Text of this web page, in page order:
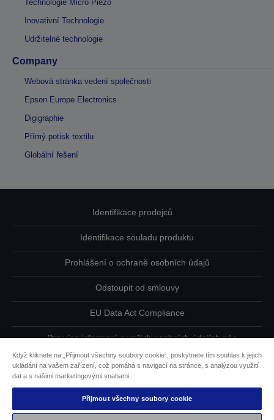
Technologie Micro Piezo
Inovativní Technologie
Udržitelné technologie
Company
Webová stránka vedení společnosti
Epson Europe Electronics
Digigraphie
Přímý potisk textilu
Globální řešení
Identifikace prodejců
Identifikace souladu produktu
Prohlášení o ochraně osobních údajů
Odstoupit od smlouvy
EU Data Act Compliance
Pro více informací o vašich osobních údajích nás
Informace o souborech cookie
Závazek usnadnění přístupu společnosti Epson
Když kliknete na „Přijmout všechny soubory cookie“, poskytnete tím souhlas k jejich
ukládání na vašem zařízení, což pomáhá s navigací na stránce, s analýzou využití
dat a s našimi marketingovými snahami.
Přijmout všechny soubory cookie